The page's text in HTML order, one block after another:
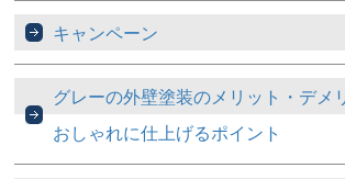
キャンペーン
グレーの外壁塗装のメリット・デメ
おしゃれに仕上げるポイント